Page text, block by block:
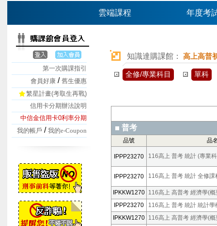
雲端課程 年度考
第一次購課指引
會員好康 / 舊生優惠
繁星計畫(考取生再戰)
信用卡分期辦法說明
中信金信用卡0利率分期
我的帳戶 / 我的e-Coupon
知識達購課館： 高上高普
全修/專業科目 單科
普考
品號 品
IPPP23270 116高上 普考 統計 (專業
IPPP23270 116高上 普考 統計 全修課
IPKKW1270
116高上 高普考 經濟學(概
IPPP23270
116高上 普考 統計 統計學
IPKKW1270
116高上 高普考 經濟學(